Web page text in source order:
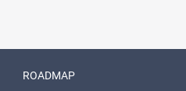
ROADMAP